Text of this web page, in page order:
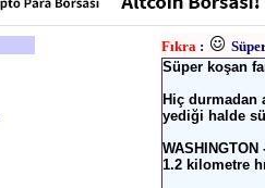
Fıkra :
Süper koşan
Hiç durmadan
yediği halde
1.2 kilometre